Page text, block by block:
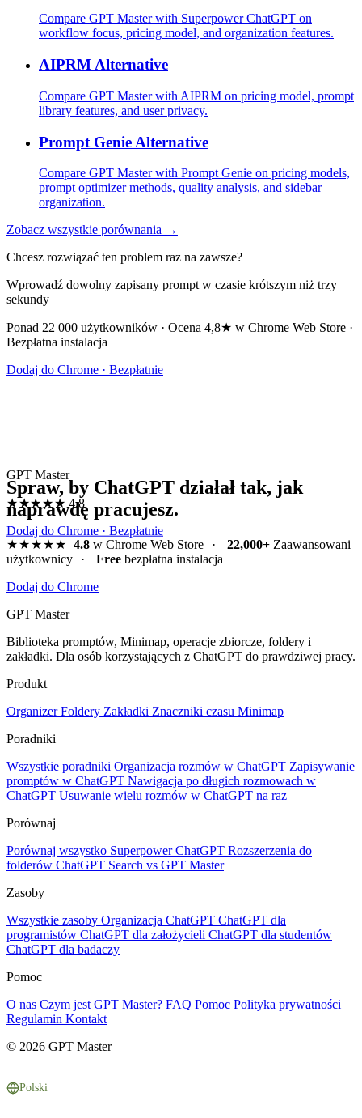
Compare GPT Master with Superpower ChatGPT on
workflow focus, pricing model, and organization features.
AIPRM Alternative
Compare GPT Master with AIPRM on pricing model, prompt
library features, and user privacy.
Prompt Genie Alternative
Compare GPT Master with Prompt Genie on pricing models,
prompt optimizer methods, quality analysis, and sidebar
organization.
Zobacz wszystkie porównania →
Chcesz rozwiązać ten problem raz na zawsze?
Wprowadź dowolny zapisany prompt w czasie krótszym niż trzy
sekundy
Ponad 22 000 użytkowników · Ocena 4,8★ w Chrome Web Store ·
Bezpłatna instalacja
Dodaj do Chrome · Bezpłatnie
GPT Master
★★★★★ 4.8
Dodaj do Chrome · Bezpłatnie
Spraw, by ChatGPT działał tak, jak
naprawdę pracujesz.
★★★★★ 4.8w Chrome Web Store · 22,000+Zaawansowani
użytkownicy
· Free bezpłatna instalacja
Dodaj do Chrome
GPT Master
Biblioteka promptów, Minimap, operacje zbiorcze, foldery i
zakładki. Dla osób korzystających z ChatGPT do prawdziwej pracy.
Produkt
OrganizerFoldery Zakładki Znaczniki czasu Minimap
Poradniki
Wszystkie poradniki Organizacja rozmów w ChatGPT Zapisywanie
promptów w ChatGPT Nawigacja po długich rozmowach w
ChatGPT Usuwanie wielu rozmów w ChatGPT na raz
Porównaj
Porównaj wszystko Superpower ChatGPT Rozszerzenia do
folderów ChatGPT Search vs GPT Master
Zasoby
Wszystkie zasoby Organizacja ChatGPT ChatGPT dla
programistów ChatGPT dla założycieli ChatGPT dla studentów
ChatGPT dla badaczy
Pomoc
O nas Czym jest GPT Master? FAQ Pomoc Polityka prywatności
Regulamin Kontakt
© 2026 GPT Master
Polski